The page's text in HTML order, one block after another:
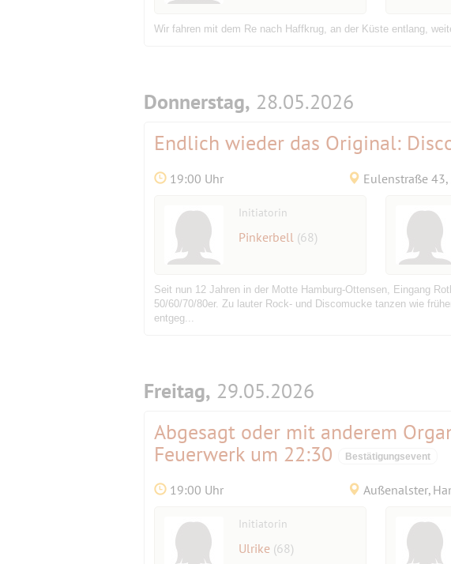
Wir fahren mit dem Re nach Haffkrug, an der Küste entlang,
Donnerstag, 28.05.2026
Endlich wieder das Original:
19:00 Uhr Eulenstraße
Initiatorin
Pinkerbell (68)
Seit nun 12 Jahren in der Motte Hamburg-Ottensen, Eingang
50/60/70/80er. Zu lauter Rock- und Discomucke tanzen wie
entgeg...
Freitag, 29.05.2026
Abgesagt oder mit anderem
Feuerwerk um 22:30
Bestätigungsevent
19:00 Uhr Außenalster,
Initiatorin
Ulrike (68)